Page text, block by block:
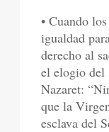
• Cuando
igualdad
derecho al
el elogio del
Nazaret:
que la
esclava del